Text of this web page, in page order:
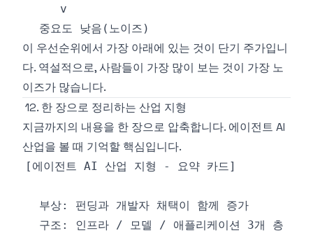
이 우선순위에서 가장 아래에 있는 것이 단기 주가입니
다. 역설적으로, 사람들이 가장 많이 보는 것이 가장 노
이즈가 많습니다.
12. 한 장으로 정리하는 산업 지형
지금까지의 내용을 한 장으로 압축합니다. 에이전트 AI
산업을 볼 때 기억할 핵심입니다.